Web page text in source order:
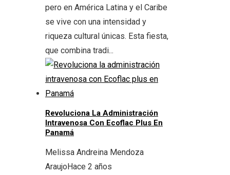
pero en América Latina y el Caribe
se vive con una intensidad y
riqueza cultural únicas. Esta fiesta,
que combina tradi...
Revoluciona La Administración
Intravenosa Con Ecoflac Plus En
Panamá
Melissa Andreina Mendoza
AraujoHace 2 años